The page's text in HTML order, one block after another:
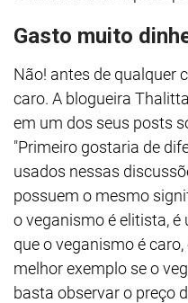
Gasto muito
Não! antes de qualquer
caro. A blogueira
em um dos seus posts
"Primeiro gostaria de
usados nessas
possuem o mesmo
o veganismo é elitista, é
que o veganismo é
melhor exemplo se o
basta observar o preço